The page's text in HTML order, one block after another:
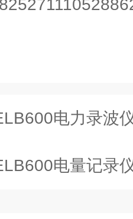
电力录波
电量记录